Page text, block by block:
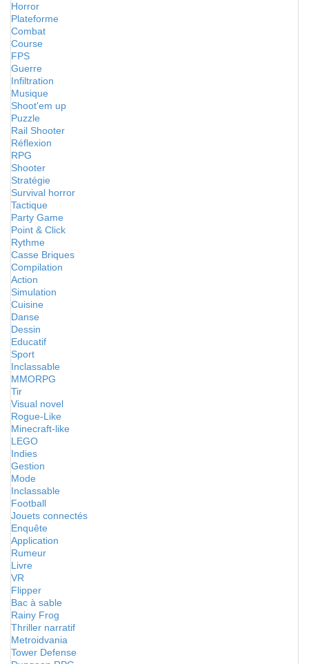
Horror
Plateforme
Combat
Course
FPS
Guerre
Infiltration
Musique
Shoot'em up
Puzzle
Rail Shooter
Réflexion
RPG
Shooter
Stratégie
Survival horror
Tactique
Party Game
Point & Click
Rythme
Casse Briques
Compilation
Action
Simulation
Cuisine
Danse
Dessin
Educatif
Sport
Inclassable
MMORPG
Tir
Visual novel
Rogue-Like
Minecraft-like
LEGO
Indies
Gestion
Mode
Inclassable
Football
Jouets connectés
Enquête
Application
Rumeur
Livre
VR
Flipper
Bac à sable
Rainy Frog
Thriller narratif
Metroidvania
Tower Defense